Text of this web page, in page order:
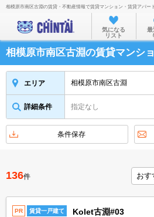
お部屋を探す
沿線・
住所か
家賃相
物件特
不動産
TOP
相模原市南区古淵の賃貸・不動産情報で賃貸マンション・賃貸アパー
気になる
リスト
最
相模原市南区古淵の賃貸マンシ
エリア 相模原市南区古淵
詳細条件 指定なし
条件保存
136件
PR 賃貸一戸建て Kolet古淵#03